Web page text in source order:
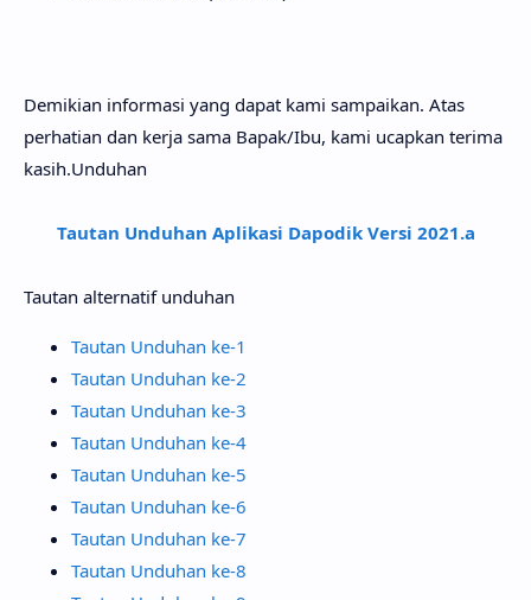
Demikian informasi yang dapat kami sampaikan. Atas
perhatian dan kerja sama Bapak/Ibu, kami ucapkan terima
kasih.Unduhan
Tautan Unduhan Aplikasi Dapodik Versi 2021.a
Tautan alternatif unduhan
Tautan Unduhan ke-1
Tautan Unduhan ke-2
Tautan Unduhan ke-3
Tautan Unduhan ke-4
Tautan Unduhan ke-5
Tautan Unduhan ke-6
Tautan Unduhan ke-7
Tautan Unduhan ke-8